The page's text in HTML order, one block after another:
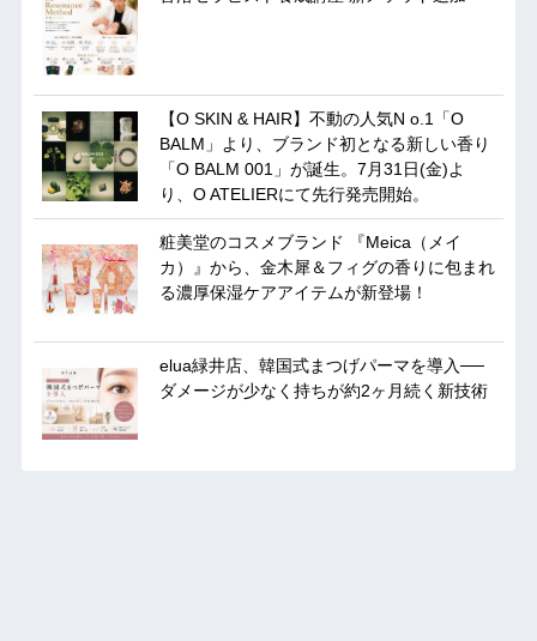
【O SKIN & HAIR】不動の人気N o.1「O
BALM」より、ブランド初となる新しい香り
「O BALM 001」が誕生。7月31日(金)よ
り、O ATELIERにて先行発売開始。
粧美堂のコスメブランド 『Meica（メイ
カ）』から、金木犀＆フィグの香りに包まれ
る濃厚保湿ケアアイテムが新登場！
elua緑井店、韓国式まつげパーマを導入──
ダメージが少なく持ちが約2ヶ月続く新技術